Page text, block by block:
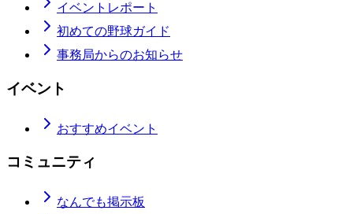
イベントレポート
初めての野球ガイド
事務局からのお知らせ
イベント
おすすめイベント
コミュニティ
なんでも掲示板